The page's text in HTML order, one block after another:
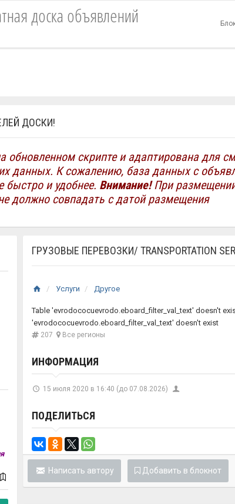
existTable 'evrodococuevrodo.eboard_filter_val_int' doesn't
'evrodococuevrodo.eboard_filter_val_int' doesn't existTable
доска объявлений
ДОСКИ!
обновленном скрипте и адаптирована для
данных. К сожалению, база данных с
быстро и удобнее. Внимание!При
должно совпадать с датой размещения
ГРУЗОВЫЕ ПЕРЕВОЗКИ/ TRANSPORTATION
Услуги Другое
Table 'evrodococuevrodo.eboard_filter_val_text' doesn't
'evrodococuevrodo.eboard_filter_val_text' doesn't exist
207 Все регионы
ИНФОРМАЦИЯ
15 июля 2020 в 16:40 (до 07.08.2026)
ПОДЕЛИТЬСЯ
Написать автору Добавить в блокнот